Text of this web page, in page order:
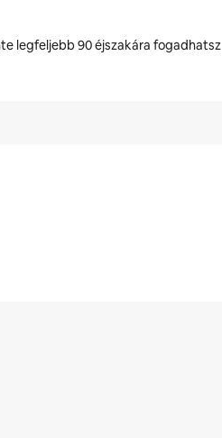
legfeljebb 90 éjszakára fogadhatsz